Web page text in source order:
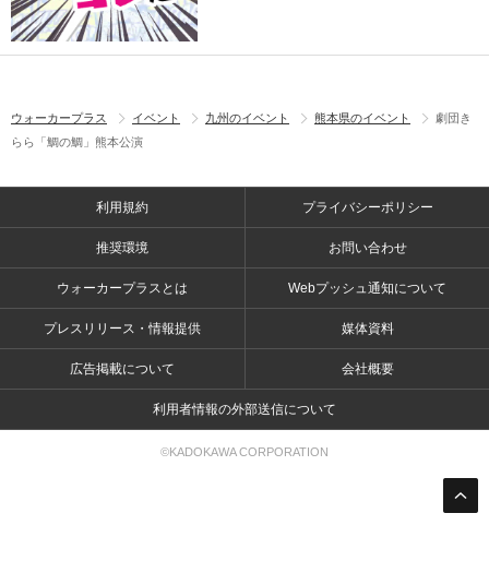
ウォーカープラス イベント 九州のイベント 熊本県のイベント
劇団き
らら「鯛の鯛」熊本公演
利用規約 プライバシーポリシー
推奨環境 お問い合わせ
ウォーカープラスとは Webプッシュ通知について
プレスリリース・情報提供 媒体資料
広告掲載について 会社概要
利用者情報の外部送信について
©KADOKAWA CORPORATION